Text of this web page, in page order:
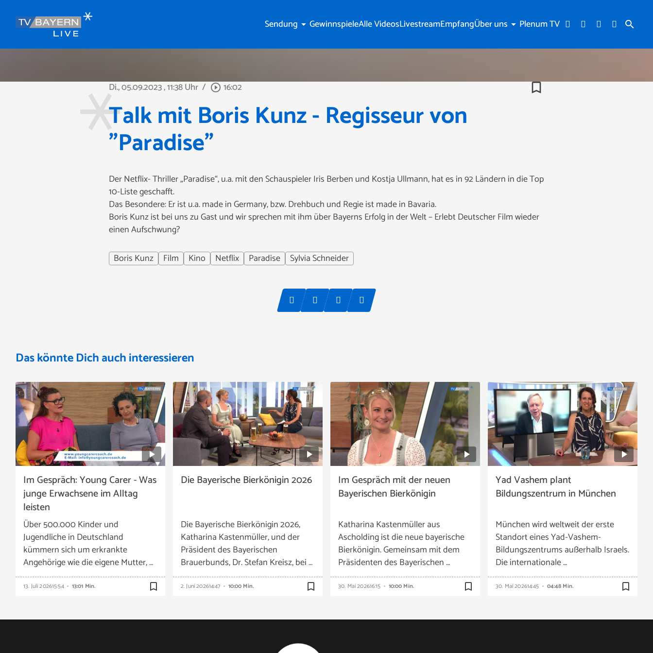
search
Sendung arrow_drop_down GewinnspieleAlle VideosLivestreamEmpfangÜber uns arrow_drop_down Plenum TV
Di., 05.09.2023, 11:38 Uhr / play_circle_outline 16:02 bookmark_border
Talk mit Boris Kunz - Regisseur von
"Paradise"
Der Netflix- Thriller „Paradise“, u.a. mit den Schauspieler Iris Berben und Kostja Ullmann, hat es in 92 Ländern in die Top
10-Liste geschafft.
Das Besondere: Er ist u.a. made in Germany, bzw. Drehbuch und Regie ist made in Bavaria.
Boris Kunz ist bei uns zu Gast und wir sprechen mit ihm über Bayerns Erfolg in der Welt – Erlebt Deutscher Film wieder
einen Aufschwung?
Boris Kunz
Film Kino Netflix Paradise Sylvia Schneider
Das könnte Dich auch interessieren
Im Gespräch: Young Carer - Was
junge Erwachsene im Alltag
leisten
Über 500.000 Kinder und
Jugendliche in Deutschland
kümmern sich um erkrankte
Angehörige wie die eigene Mutter, …
13. Juli 202615:54 13:01 Min. bookmark_border
Die Bayerische Bierkönigin 2026
Die Bayerische Bierkönigin 2026,
Katharina Kastenmüller, und der
Präsident des Bayerischen
Brauerbunds, Dr. Stefan Kreisz, bei …
2. Juni 202614:47 10:00 Min. bookmark_border
Im Gespräch mit der neuen
Bayerischen Bierkönigin
Katharina Kastenmüller aus
Ascholding ist die neue bayerische
Bierkönigin. Gemeinsam mit dem
Präsidenten des Bayerischen …
30. Mai 202616:15 10:00 Min. bookmark_border
Yad Vashem plant
Bildungszentrum in München
München wird weltweit der erste
Standort eines Yad-Vashem-
Bildungszentrums außerhalb Israels.
Die internationale …
30. Mai 202614:45 04:48 Min. bookmark_border